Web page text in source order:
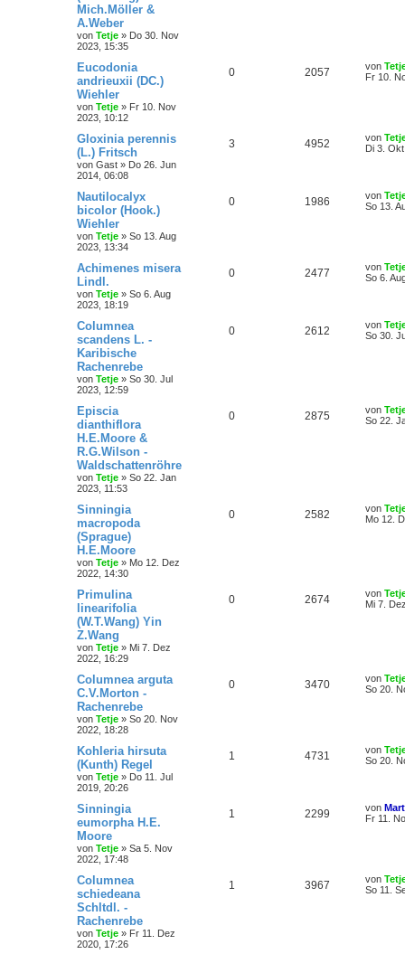
Mich.Möller &
A.Weber
von Tetje » Do 30. Nov
2023, 15:35
Eucodonia
andrieuxii (DC.)
Wiehler
von Tetje » Fr 10. Nov
2023, 10:12
0 2057 von
Fr 10.
Gloxinia perennis
(L.) Fritsch
von Gast » Do 26. Jun
2014, 06:08
3 4952 von
Di 3.
Nautilocalyx
bicolor (Hook.)
Wiehler
von Tetje » So 13. Aug
2023, 13:34
0 1986 von
So 13.
Achimenes misera
Lindl.
von Tetje » So 6. Aug
2023, 18:19
0 2477 von
So 6.
Columnea
scandens L. -
Karibische
Rachenrebe
von Tetje » So 30. Jul
2023, 12:59
0 2612 von
So 30.
Episcia
dianthiflora
H.E.Moore &
R.G.Wilson -
Waldschattenröhre
von Tetje » So 22. Jan
2023, 11:53
0 2875 von
So 22.
Sinningia
macropoda
(Sprague)
H.E.Moore
von Tetje » Mo 12. Dez
2022, 14:30
0 2582 von
Mo 12.
Primulina
linearifolia
(W.T.Wang) Yin
Z.Wang
von Tetje » Mi 7. Dez
2022, 16:29
0 2674 von
Mi 7.
Columnea arguta
C.V.Morton -
Rachenrebe
von Tetje » So 20. Nov
2022, 18:28
0 3470 von
So 20.
Kohleria hirsuta
(Kunth) Regel
von Tetje » Do 11. Jul
2019, 20:26
1 4731 von
So 20.
Sinningia
eumorpha H.E.
Moore
von Tetje » Sa 5. Nov
2022, 17:48
1 2299 von
Fr 11.
Columnea
schiedeana
Schltdl. -
Rachenrebe
von Tetje » Fr 11. Dez
2020, 17:26
1 3967 von
So 11.